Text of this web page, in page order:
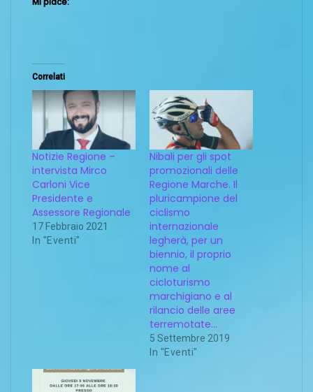
Correlati
Notizie Regione –
intervista Mirco
Carloni Vice
Presidente e
Assessore Regionale
17 Febbraio 2021
In "Eventi"
Nibali per gli spot
promozionali delle
Regione Marche. Il
pluricampione del
ciclismo
internazionale
legherà, per un
biennio, il proprio
nome al
cicloturismo
marchigiano e al
rilancio delle aree
terremotate…
5 Settembre 2019
In "Eventi"